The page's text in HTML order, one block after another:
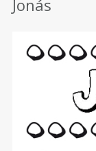
Jonás